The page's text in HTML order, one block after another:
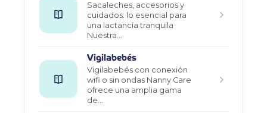
Sacaleches, accesorios y
cuidados: lo esencial para
una lactancia tranquila
Nuestra…
Vigilabebés
Vigilabebés con conexión
wifi o sin ondas Nanny Care
ofrece una amplia gama
de…